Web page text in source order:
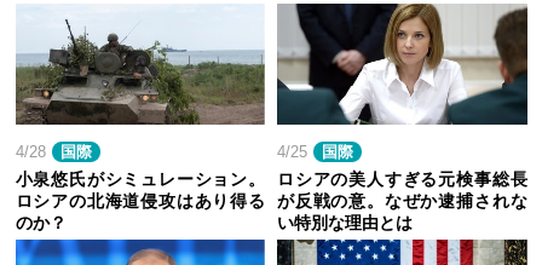
4/28 国際
小泉悠氏がシミュレーション。
ロシアの北海道侵攻はあり得る
のか？
4/25 国際
ロシアの美人すぎる元検事総長
が反戦の意。なぜか逮捕されな
い特別な理由とは